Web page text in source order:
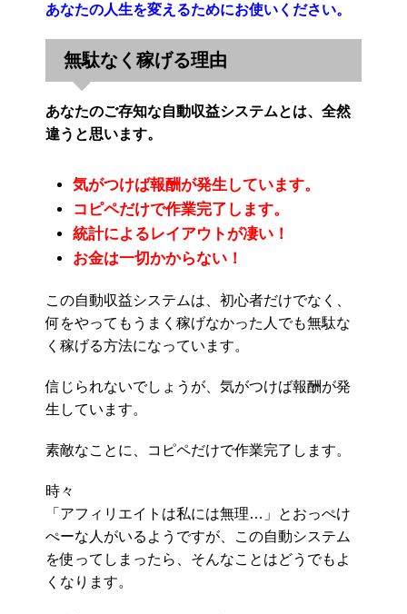
あなたの人生を変えるためにお使いください。
無駄なく稼げる理由
あなたのご存知な自動収益システムとは、全然
違うと思います。
気がつけば報酬が発生しています。
コピペだけで作業完了します。
統計によるレイアウトが凄い！
お金は一切かからない！
この自動収益システムは、初心者だけでなく、
何をやってもうまく稼げなかった人でも無駄な
く稼げる方法になっています。
信じられないでしょうが、気がつけば報酬が発
生しています。
素敵なことに、コピペだけで作業完了します。
時々
「アフィリエイトは私には無理…」とおっぺけ
ぺーな人がいるようですが、この自動システム
を使ってしまったら、そんなことはどうでもよ
くなります。